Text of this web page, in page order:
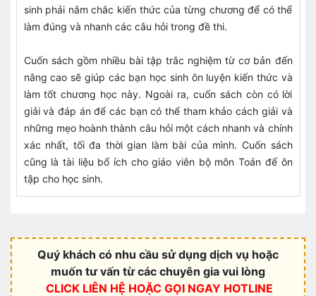
sinh phải nắm chắc kiến thức của từng chương để có thể
làm đúng và nhanh các câu hỏi trong đề thi.
Cuốn sách gồm nhiều bài tập trắc nghiệm từ cơ bản đến
nâng cao sẽ giúp các bạn học sinh ôn luyện kiến thức và
làm tốt chương học này. Ngoài ra, cuốn sách còn có lời
giải và đáp án để các bạn có thể tham khảo cách giải và
những mẹo hoành thành câu hỏi một cách nhanh và chính
xác nhất, tối đa thời gian làm bài của mình. Cuốn sách
cũng là tài liệu bổ ích cho giáo viên bộ môn Toán để ôn
tập cho học sinh.
Quý khách có nhu cầu sử dụng dịch vụ hoặc
muốn tư vấn từ các chuyên gia vui lòng
CLICK LIÊN HỆ HOẶC GỌI NGAY HOTLINE